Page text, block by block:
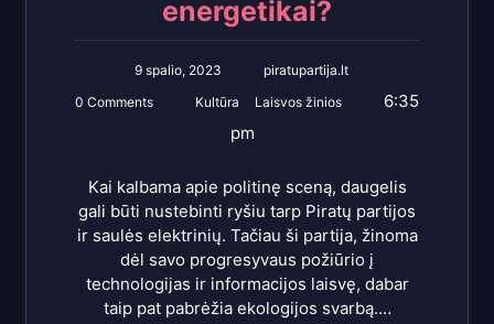
energetikai?
9 spalio, 2023
piratupartija.lt
0 Comments
Kultūra Laisvos žinios
6:35
pm
Kai kalbama apie politinę sceną, daugelis
gali būti nustebinti ryšiu tarp Piratų partijos
ir saulės elektrinių. Tačiau ši partija, žinoma
dėl savo progresyvaus požiūrio į
technologijas ir informacijos laisvę, dabar
taip pat pabrėžia ekologijos svarbą.…